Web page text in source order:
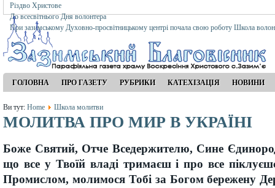
Різдво Христове
До всесвітнього Дня волонтера
При зазимському Духовно-просвітницькому центрі почала свою роботу Школа
ГОЛОВНА ПРО ГАЗЕТУ РУБРИКИ КАТЕХІЗАЦІЯ НОВИНИ
Ви тут: Home Школа молитви
МОЛИТВА ПРО МИР В УКРАЇНІ
Боже Святий, Отче Вседержителю, Сине
що все у Твоїй владі тримаєш і про все
Промислом, молимося Тобі за Богом бережену